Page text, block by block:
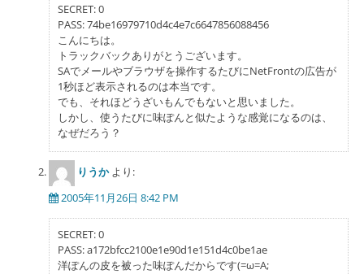
SECRET: 0
PASS: 74be16979710d4c4e7c6647856088456
こんにちは。
トラックバックありがとうございます。
SAでメールやブラウザを操作するたびにNetFrontの広告が
1秒ほど表示されるのは本当です。
でも、それほどうざいもんでもないと思いました。
しかし、使うたびに味ぽんと似たような感覚になるのは、
なぜだろう？
りうか より:
2005年11月26日 8:42 PM
SECRET: 0
PASS: a172bfcc2100e1e90d1e151d4c0be1ae
洋ぽんの皮を被った味ぽんだからです(=ω=A;